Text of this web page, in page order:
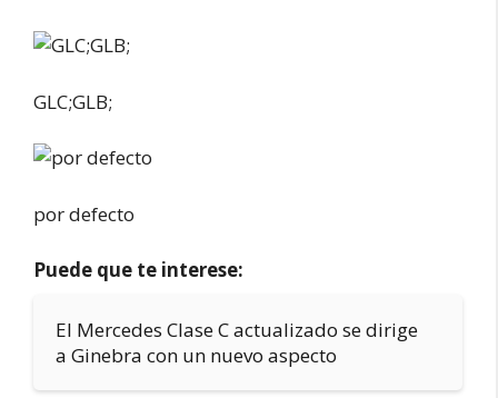
GLC;GLB;
por defecto
Puede que te interese:
El Mercedes Clase C actualizado se dirige
a Ginebra con un nuevo aspecto